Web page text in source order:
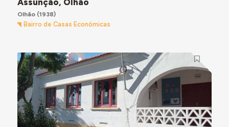
Olhão(1938)
Bairro de Casas Económicas